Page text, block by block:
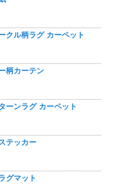
クル柄ラグ カーペット
柄カーテン
ーンラグ カーペット
テッカー
グマット